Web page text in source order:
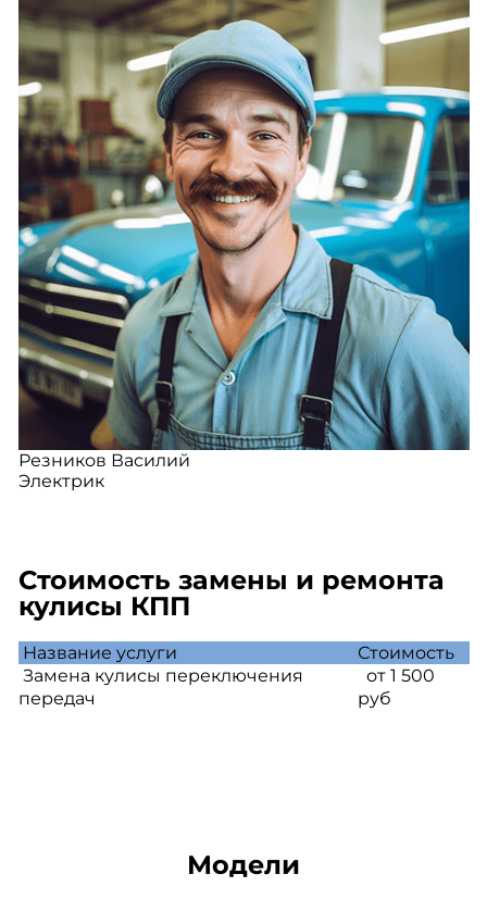
Резников Василий
Электрик
Стоимость замены и ремонта
кулисы КПП
Название услуги
Стоимость
Замена кулисы переключения
передач
от 1 500
руб
Модели